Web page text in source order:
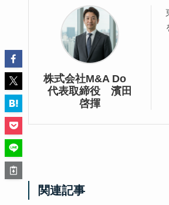
株式会社M&A Do
代表取締役 濱田
啓揮
関連記事